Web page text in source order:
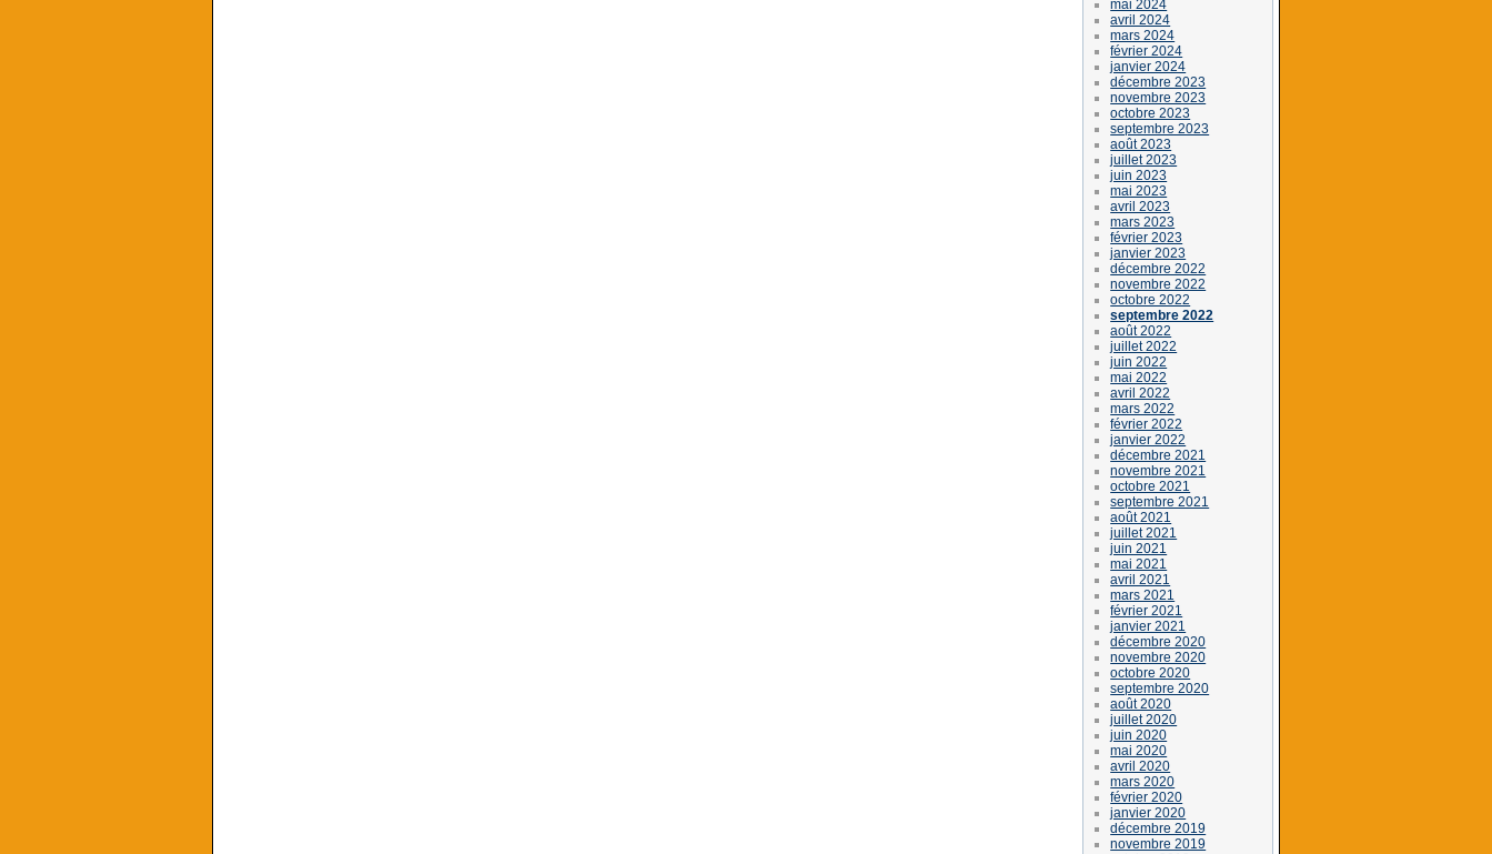
mai 2024
avril 2024
mars 2024
février 2024
janvier 2024
décembre 2023
novembre 2023
octobre 2023
septembre 2023
août 2023
juillet 2023
juin 2023
mai 2023
avril 2023
mars 2023
février 2023
janvier 2023
décembre 2022
novembre 2022
octobre 2022
septembre 2022
août 2022
juillet 2022
juin 2022
mai 2022
avril 2022
mars 2022
février 2022
janvier 2022
décembre 2021
novembre 2021
octobre 2021
septembre 2021
août 2021
juillet 2021
juin 2021
mai 2021
avril 2021
mars 2021
février 2021
janvier 2021
décembre 2020
novembre 2020
octobre 2020
septembre 2020
août 2020
juillet 2020
juin 2020
mai 2020
avril 2020
mars 2020
février 2020
janvier 2020
décembre 2019
novembre 2019